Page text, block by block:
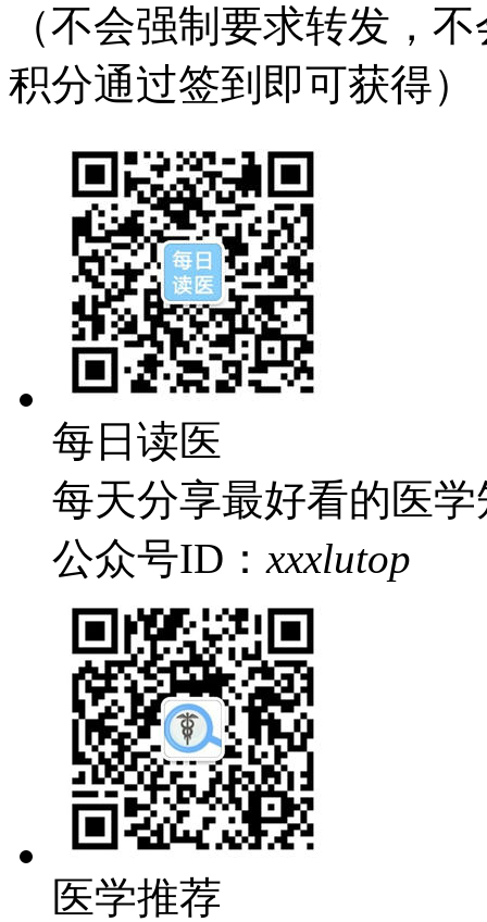
（不会强制要求转发，
积分通过签到即可获得）
每日读医
每天分享最好看的医学
公众号ID：xxxlutop
医学推荐